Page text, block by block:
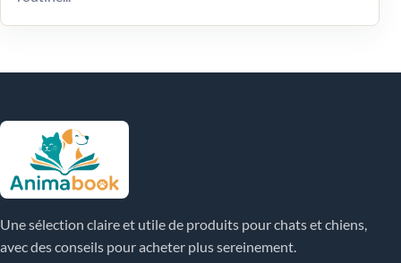
Une sélection claire et utile de produits pour chats et chiens,
avec des conseils pour acheter plus sereinement.